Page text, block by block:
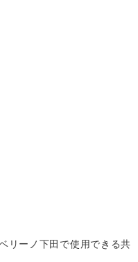
リーノ下田で使用できる共